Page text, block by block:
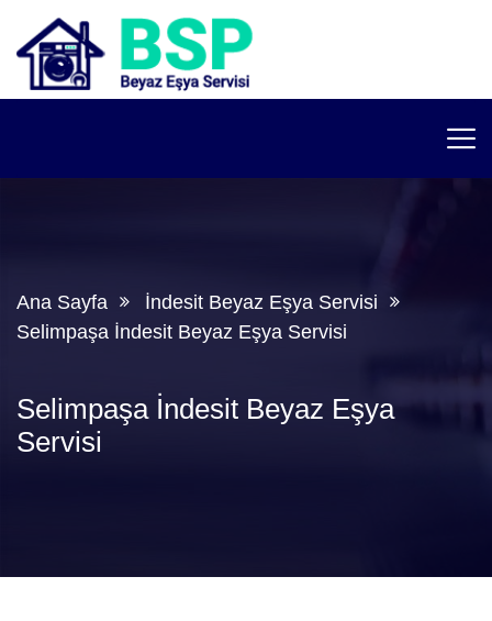
Ana Sayfa
İndesit Beyaz Eşya Servisi
Selimpaşa İndesit Beyaz Eşya Servisi
Selimpaşa İndesit Beyaz Eşya
Servisi